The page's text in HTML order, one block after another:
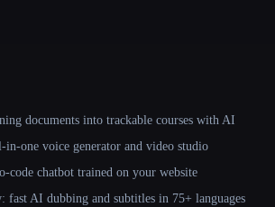
documents into trackable courses with AI
one voice generator and video studio
code chatbot trained on your website
fast AI dubbing and subtitles in 75+ languages